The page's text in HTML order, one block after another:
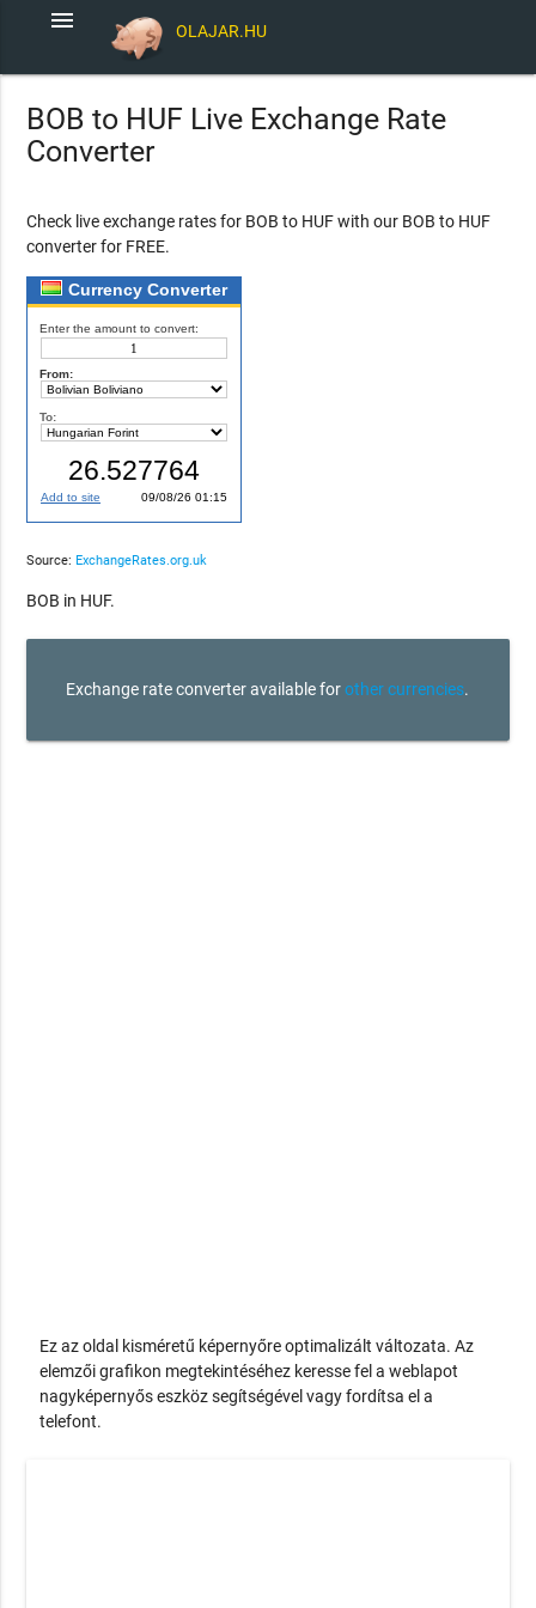
OLAJAR.HU
menu
BOB to HUF Live Exchange Rate
Converter
Check live exchange rates for BOB to HUF with our BOB to HUF
converter for FREE.
Source:ExchangeRates.org.uk
BOB in HUF.
Exchange rate converter available forother currencies.
Ez az oldal kisméretű képernyőre optimalizált változata. Az
elemzői grafikon megtekintéséhez keresse fel a weblapot
nagyképernyős eszköz segítségével vagy fordítsa el a
telefont.